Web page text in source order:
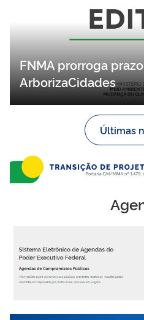
FNMA prorroga
ArborizaCidades
Últimas